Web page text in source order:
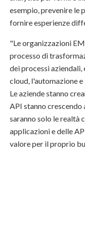
esempio, prevenire le
fornire esperienze
"Le organizzazioni
processo di
dei processi
cloud, l'automazione
Le aziende stanno
API stanno crescendo
saranno solo le realtà
applicazioni e delle
valore per il proprio